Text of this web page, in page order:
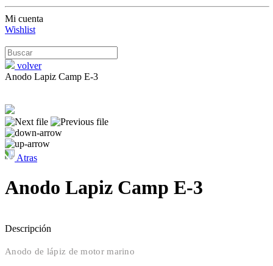
Mi cuenta
Wishlist
volver
Anodo Lapiz Camp E-3
Atras
Anodo Lapiz Camp E-3
Descripción
Anodo de lápiz de motor marino